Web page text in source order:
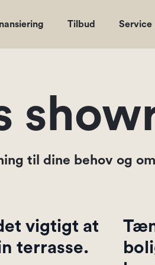
Tilbud Service
til dine behov og
vigtigt at
terrasse.